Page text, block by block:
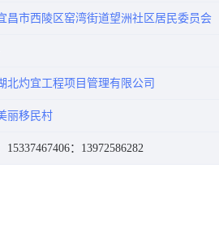
昌市西陵区窑湾街道望洲社区居民委员会
北灼宜工程项目管理有限公司
丽移民村
15337467406：13972586282